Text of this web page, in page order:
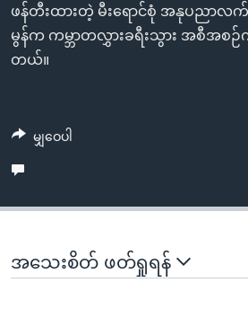
နေရာ
သို့
ကျော်
ဖန်တီးထားတဲ့ မီးရောင်စုံ အနုပညာလက်
မွန်က ကမ္ဘာတလွှားခရီးသွား အစီအစဉ်က
တယ်။
မျှဝေပါ
အသေးစိတ် ဖတ်ရှုရန်